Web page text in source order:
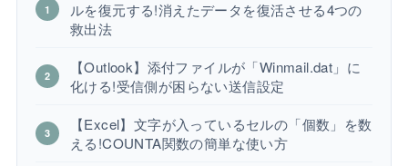
ルを復元する!消えたデータを復活させる4つの
救出法
【Outlook】添付ファイルが「Winmail.dat」に
化ける!受信側が困らない送信設定
【Excel】文字が入っているセルの「個数」を数
える!COUNTA関数の簡単な使い方